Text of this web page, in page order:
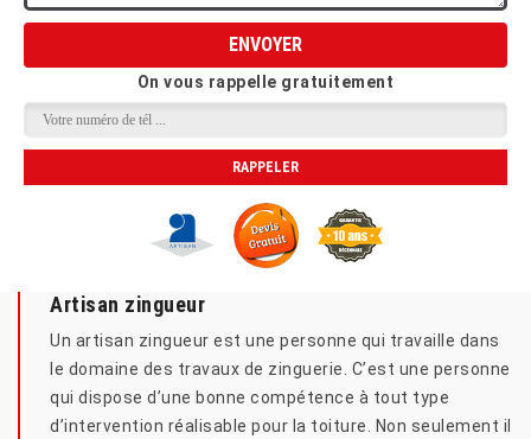
On vous rappelle gratuitement
Artisan zingueur
Un artisan zingueur est une personne qui travaille dans
le domaine des travaux de zinguerie. C’est une personne
qui dispose d’une bonne compétence à tout type
d’intervention réalisable pour la toiture. Non seulement il